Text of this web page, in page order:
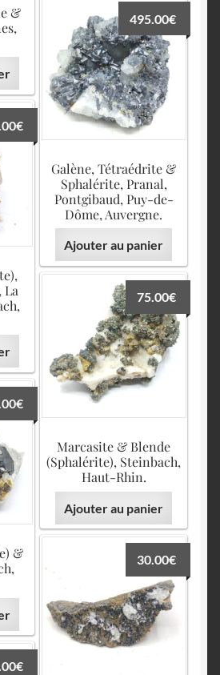
&
Galène, Tétraédrite &
Sphalérite, Pranal,
Pontgibaud, Puy-de-
Dôme, Auvergne.
495.00€
Ajouter au panier
La
€
Marcasite & Blende
(Sphalérite), Steinbach,
Haut-Rhin.
75.00€
Ajouter au panier
&
€
30.00€
€